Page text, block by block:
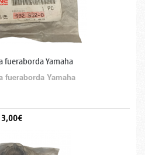
fueraborda Yamaha
fueraborda Yamaha
3,00€